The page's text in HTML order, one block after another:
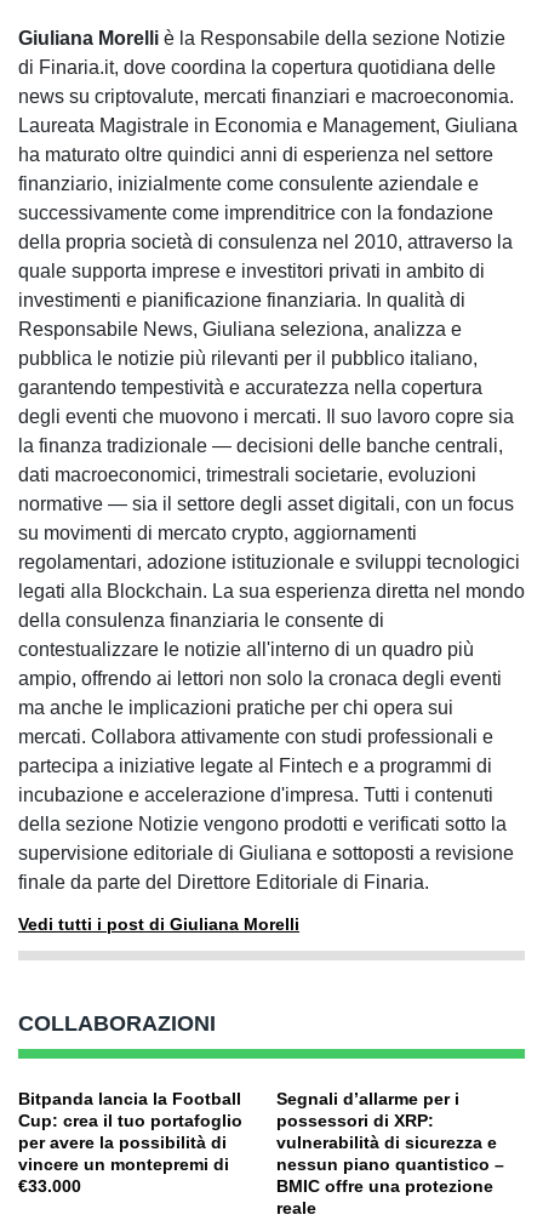
Giuliana Morelli è la Responsabile della sezione Notizie
di Finaria.it, dove coordina la copertura quotidiana delle
news su criptovalute, mercati finanziari e macroeconomia.
Laureata Magistrale in Economia e Management, Giuliana
ha maturato oltre quindici anni di esperienza nel settore
finanziario, inizialmente come consulente aziendale e
successivamente come imprenditrice con la fondazione
della propria società di consulenza nel 2010, attraverso la
quale supporta imprese e investitori privati in ambito di
investimenti e pianificazione finanziaria. In qualità di
Responsabile News, Giuliana seleziona, analizza e
pubblica le notizie più rilevanti per il pubblico italiano,
garantendo tempestività e accuratezza nella copertura
degli eventi che muovono i mercati. Il suo lavoro copre sia
la finanza tradizionale — decisioni delle banche centrali,
dati macroeconomici, trimestrali societarie, evoluzioni
normative — sia il settore degli asset digitali, con un focus
su movimenti di mercato crypto, aggiornamenti
regolamentari, adozione istituzionale e sviluppi tecnologici
legati alla Blockchain. La sua esperienza diretta nel mondo
della consulenza finanziaria le consente di
contestualizzare le notizie all'interno di un quadro più
ampio, offrendo ai lettori non solo la cronaca degli eventi
ma anche le implicazioni pratiche per chi opera sui
mercati. Collabora attivamente con studi professionali e
partecipa a iniziative legate al Fintech e a programmi di
incubazione e accelerazione d'impresa. Tutti i contenuti
della sezione Notizie vengono prodotti e verificati sotto la
supervisione editoriale di Giuliana e sottoposti a revisione
finale da parte del Direttore Editoriale di Finaria.
Vedi tutti i post di Giuliana Morelli
COLLABORAZIONI
Bitpanda lancia la Football
Cup: crea il tuo portafoglio
per avere la possibilità di
vincere un montepremi di
€33.000
Segnali d’allarme per i
possessori di XRP:
vulnerabilità di sicurezza e
nessun piano quantistico –
BMIC offre una protezione
reale